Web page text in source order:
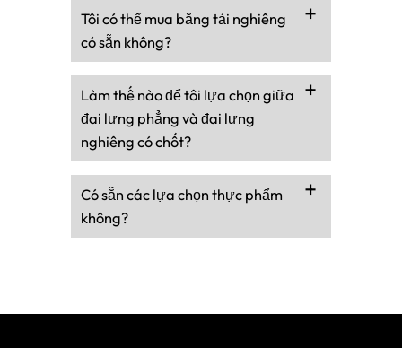
Tôi có thể mua băng tải nghiêng
có sẵn không?
Làm thế nào để tôi lựa chọn giữa
đai lưng phẳng và đai lưng
nghiêng có chốt?
Có sẵn các lựa chọn thực phẩm
không?